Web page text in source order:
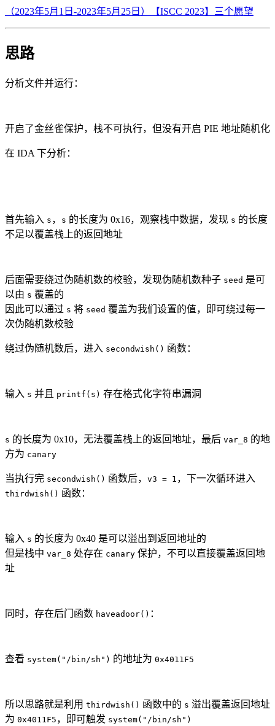
（2023年5月1日-2023年5月25日）【ISCC 2023】三个愿望
思路
分析文件并运行：
开启了金丝雀保护，栈不可执行，但没有开启 PIE 地址随机化
在 IDA 下分析：
首先输入 s ， s 的长度为 0x16，观察栈中数据，发现 s 的长度
不足以覆盖栈上的返回地址
后面需要绕过伪随机数的校验，发现伪随机数种子 seed 是可
以由 s 覆盖的
因此可以通过 s 将 seed 覆盖为我们设置的值，即可绕过每一
次伪随机数校验
绕过伪随机数后，进入 secondwish() 函数：
输入 s 并且 printf(s) 存在格式化字符串漏洞
s 的长度为 0x10，无法覆盖栈上的返回地址，最后 var_8 的地
方为 canary
当执行完 secondwish() 函数后， v3 = 1 ，下一次循环进入
thirdwish() 函数：
输入 s 的长度为 0x40 是可以溢出到返回地址的
但是栈中 var_8 处存在 canary 保护，不可以直接覆盖返回地
址
同时，存在后门函数 haveadoor() ：
查看 system("/bin/sh") 的地址为 0x4011F5
所以思路就是利用 thirdwish() 函数中的 s 溢出覆盖返回地址
为 0x4011F5 ，即可触发 system("/bin/sh")